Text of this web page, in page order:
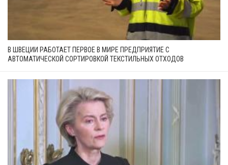
В ШВЕЦИИ РАБОТАЕТ ПЕРВОЕ В МИРЕ ПРЕДПРИЯТИЕ С
АВТОМАТИЧЕСКОЙ СОРТИРОВКОЙ ТЕКСТИЛЬНЫХ ОТХОДОВ